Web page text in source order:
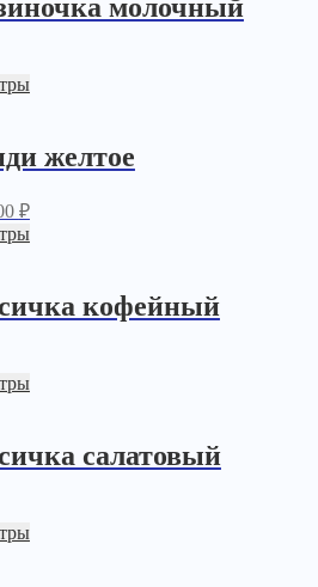
молочный
желтое
₽
кофейный
салатовый